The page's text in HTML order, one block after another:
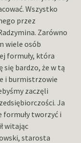
Wszystko
przez
Zarówno
wiele osób
formuły, która
się bardzo, że w tą
i burmistrzowie
zaczęli
Ja
formuły tworzyć i
witając
starosta